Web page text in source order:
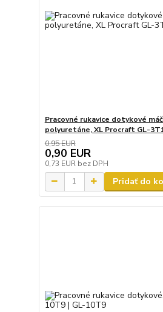
Pracovné rukavice dotykové
polyuretáne, XL Procraft GL-
0,95 EUR
0,90 EUR
0,73 EUR bez DPH
Pridať do